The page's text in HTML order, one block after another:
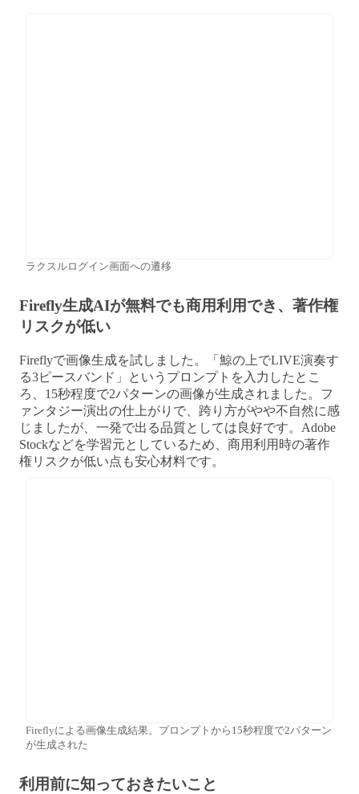
ラクスルログイン画面への遷移
Firefly生成AIが無料でも商用利用でき、著作権
リスクが低い
Fireflyで画像生成を試しました。「鯨の上でLIVE演奏す
る3ピースバンド」というプロンプトを入力したとこ
ろ、15秒程度で2パターンの画像が生成されました。フ
ァンタジー演出の仕上がりで、跨り方がやや不自然に感
じましたが、一発で出る品質としては良好です。Adobe
Stockなどを学習元としているため、商用利用時の著作
権リスクが低い点も安心材料です。
Fireflyによる画像生成結果。プロンプトから15秒程度で2パターン
が生成された
利用前に知っておきたいこと